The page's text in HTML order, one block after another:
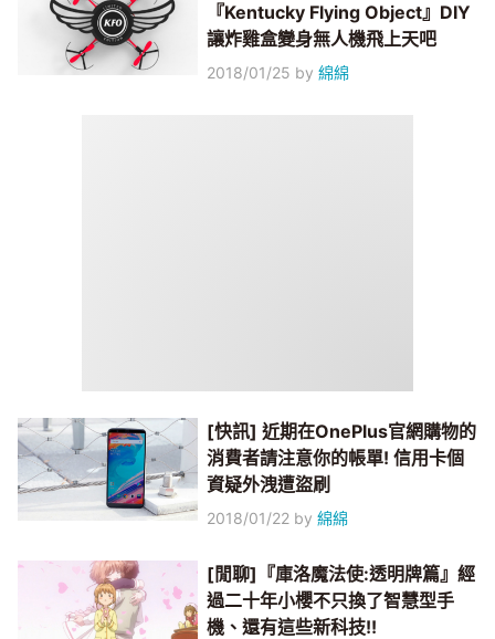
『Kentucky Flying Object』DIY
讓炸雞盒變身無人機飛上天吧
2018/01/25 by綿綿
[快訊] 近期在OnePlus官網購物的
消費者請注意你的帳單! 信用卡個
資疑外洩遭盜刷
2018/01/22 by綿綿
[閒聊]『庫洛魔法使:透明牌篇』經
過二十年小櫻不只換了智慧型手
機、還有這些新科技!!